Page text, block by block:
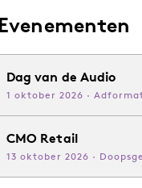
Evenementen
Dag van de Audio
1 oktober 2026 ·
CMO Retail
13 oktober 2026 ·